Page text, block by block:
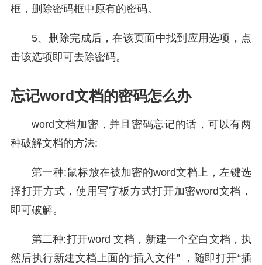
框，删除密码框中原有的密码。
5、删除完成后，在该页面中找到应用选项，点
击该选项即可去除密码。
忘记word文档的密码怎么办
word文档加密，并且密码忘记的话，可以有两
种破解文档的方法:
第一种:鼠标放在被加密的word文档上，左键选
择打开方式，使用写字板方式打开加密word文档，
即可破解。
第二种:打开word 文档，新建一个空白文档，执
然后执行新建文档上面的“插入文件” ，随即打开“插